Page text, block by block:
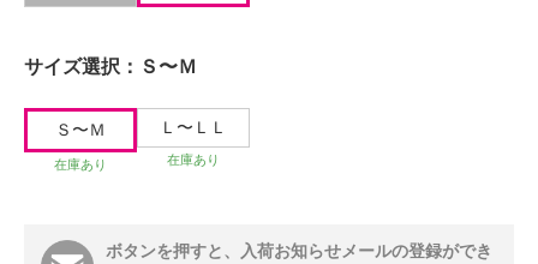
サイズ選択： Ｓ〜Ｍ
Ｓ〜Ｍ
在庫あり
Ｌ〜ＬＬ
在庫あり
ボタンを押すと、入荷お知らせメールの登録ができ